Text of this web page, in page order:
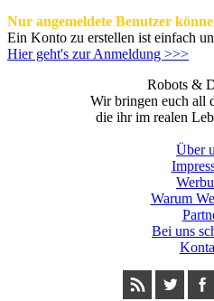
Nur angemeldete Benutzer
Ein Konto zu erstellen ist einfach
Hier geht's zur Anmeldung >>>
Robots &
Wir bringen euch all
die ihr im realen
Über
Warum
Bei uns